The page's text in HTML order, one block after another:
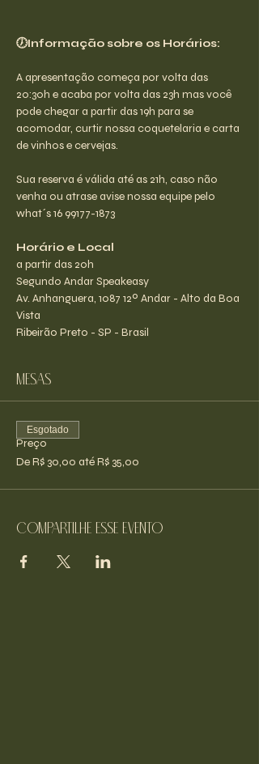
🕖Informação sobre os Horários:
A apresentação começa por volta das
20:30h e acaba por volta das 23h mas você
pode chegar a partir das 19h para se
acomodar, curtir nossa coquetelaria e carta
de vinhos e cervejas.
Sua reserva é válida até as 21h, caso não
venha ou atrase avise nossa equipe pelo
what´s 16 99177-1873
Horário e Local
a partir das 20h
Segundo Andar Speakeasy
Av. Anhanguera, 1087 12º Andar - Alto da Boa
Vista
Ribeirão Preto - SP - Brasil
Mesas
Preço
De R$ 30,00 até R$ 35,00
Esgotado
Compartilhe esse evento